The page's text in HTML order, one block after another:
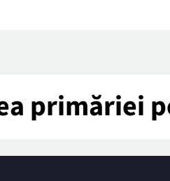
primăriei